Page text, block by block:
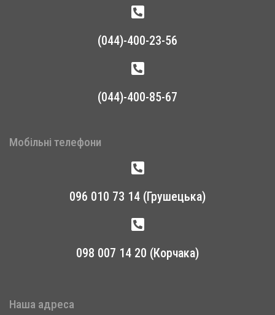
(044)-400-23-56
(044)-400-85-67
Мобільні телефони
096 010 73 14 (Грушецька)
098 007 14 20 (Корчака)
Наша адреса